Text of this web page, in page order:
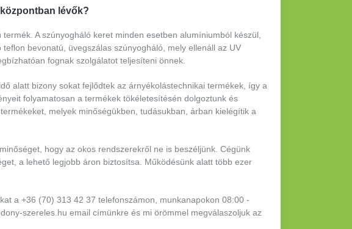
lévők?
A szúnyogháló keret minden esetben alumíniumból készül,
bevonatú, üvegszálas szúnyogháló, mely ellenáll az UV
fognak szolgálatot teljesíteni önnek.
alatt bizony sokat fejlődtek az árnyékolástechnikai termékek, így a
folyamatosan a termékek tökéletesítésén dolgoztunk és
melyek minőségükben, tudásukban, árban kielégítik a
hogy az okos rendszerekről ne is beszéljünk. Cégünk
a lehető legjobb áron biztosítsa. Működésünk alatt több ezer
a +36 (70) 313 42 37 telefonszámon, munkanapokon 08:00 -
szereles.hu email címünkre és mi örömmel megválaszoljuk az